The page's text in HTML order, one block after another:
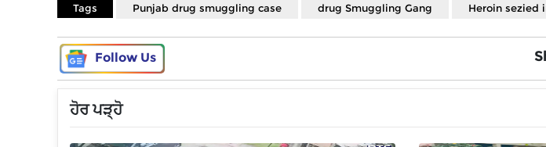
Tags Punjab drug smuggling case drug Smuggling Gang Heroin sezied
Follow Us
ਹੋਰ ਪੜ੍ਹੋ